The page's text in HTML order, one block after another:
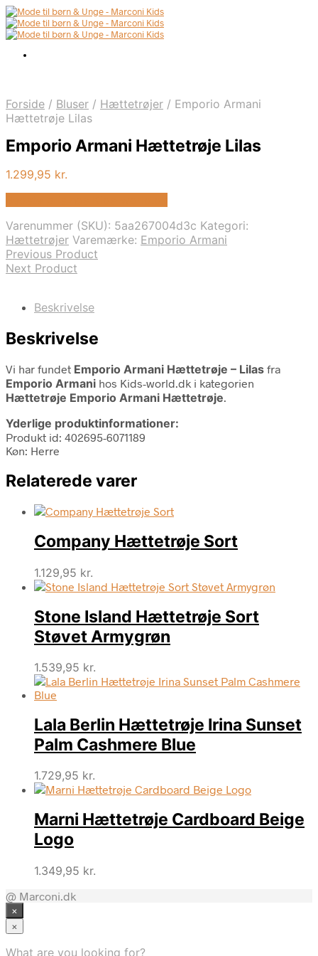
Forside / Bluser / Hættetrøjer / Emporio Armani
Hættetrøje Lilas
Emporio Armani Hættetrøje Lilas
1.299,95 kr.
Varenummer (SKU): 5aa267004d3c Kategori:
Hættetrøjer Varemærke: Emporio Armani
Previous Product
Next Product
Beskrivelse
Beskrivelse
Vi har fundet Emporio Armani Hættetrøje – Lilas fra
Emporio Armani hos Kids-world.dk i kategorien
Hættetrøje Emporio Armani Hættetrøje.
Yderlige produktinformationer:
Produkt id: 402695-6071189
Køn: Herre
Relaterede varer
Company Hættetrøje Sort
1.129,95 kr.
Stone Island Hættetrøje Sort
Støvet Armygrøn
1.539,95 kr.
Lala Berlin Hættetrøje Irina Sunset
Palm Cashmere Blue
1.729,95 kr.
Marni Hættetrøje Cardboard Beige
Logo
1.349,95 kr.
@ Marconi.dk
×
×
What are you looking for?